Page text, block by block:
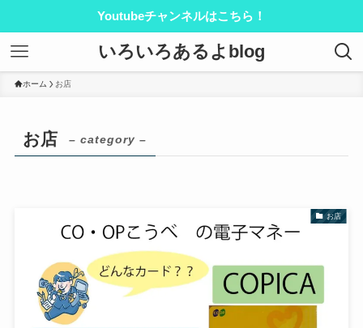
Youtubeチャンネルはこちら！
いろいろあるよblog
ホーム お店
お店 – category –
お店